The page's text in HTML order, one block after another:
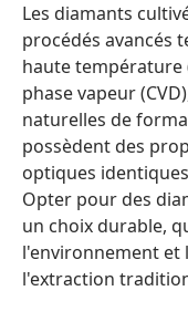
Les diamants
procédés avancés
haute température
phase vapeur
naturelles de
possèdent des
optiques
Opter pour des
un choix durable,
l'environnement et
l'extraction